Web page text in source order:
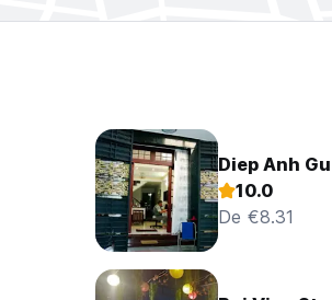
Diep Anh
10.0
De €8.31